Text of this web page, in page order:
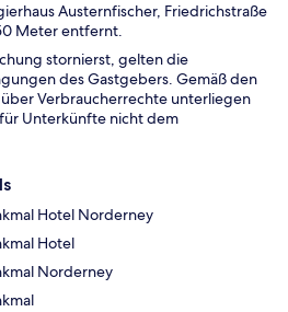
Austernfischer, Friedrichstraße
Meter entfernt.
stornierst, gelten die
des Gastgebers. Gemäß den
Verbraucherrechte unterliegen
Unterkünfte nicht dem
Hotel Norderney
Hotel
Norderney